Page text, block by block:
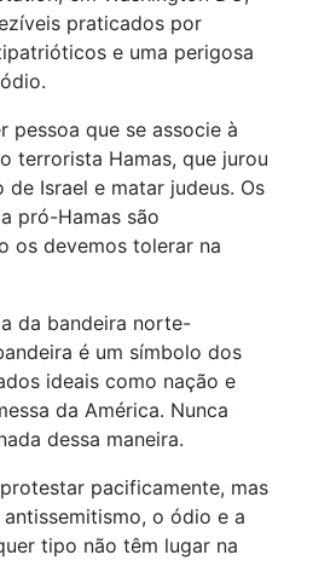
praticados por
e uma perigosa
pessoa que se associe à
terrorista Hamas, que jurou
de Israel e matar judeus. Os
pró-Hamas são
os devemos tolerar na
da bandeira norte-
é um símbolo dos
ideais como nação e
da América. Nunca
dessa maneira.
pacificamente, mas
o ódio e a
tipo não têm lugar na